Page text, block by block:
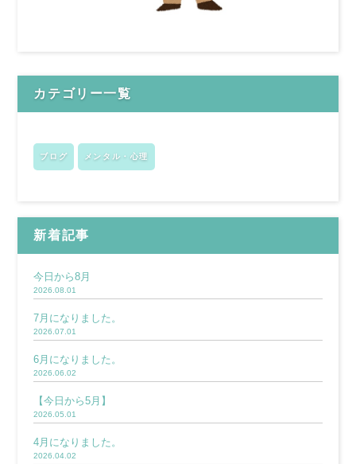
カテゴリー一覧
ブログ メンタル・心理
新着記事
今日から8月
2026.08.01
7月になりました。
2026.07.01
6月になりました。
2026.06.02
【今日から5月】
2026.05.01
4月になりました。
2026.04.02